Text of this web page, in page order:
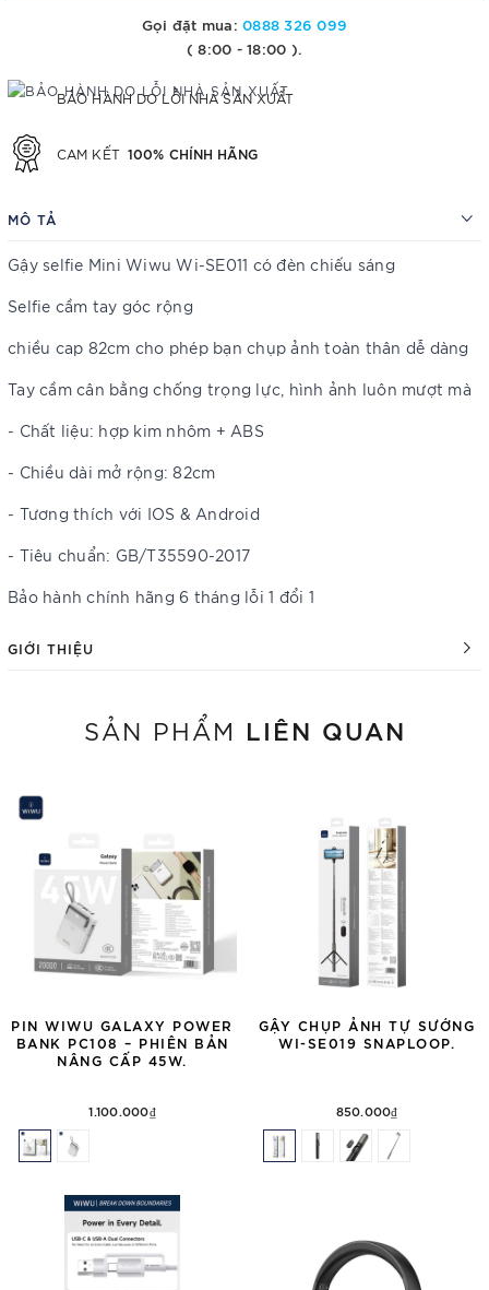
Gọi đặt mua:0888 326 099
( 8:00 - 18:00 ).
BẢO HÀNH DO LỖI NHÀ SẢN XUẤT
CAM KẾT 100% CHÍNH HÃNG
MÔ TẢ
Gậy selfie Mini Wiwu Wi-SE011 có đèn chiếu sáng
Selfie cầm tay góc rộng
chiều cap 82cm cho phép bạn chụp ảnh toàn thân dễ dàng
Tay cầm cân bằng chống trọng lực, hình ảnh luôn mượt mà
- Chất liệu: hợp kim nhôm + ABS
- Chiều dài mở rộng: 82cm
- Tương thích với IOS & Android
- Tiêu chuẩn: GB/T35590-2017
Bảo hành chính hãng 6 tháng lỗi 1 đổi 1
GIỚI THIỆU
SẢN PHẨM LIÊN QUAN
PIN WIWU GALAXY POWER
BANK PC108 – PHIÊN BẢN
NÂNG CẤP 45W.
1.100.000₫
GẬY CHỤP ẢNH TỰ SƯỚNG
WI-SE019 SNAPLOOP.
850.000₫